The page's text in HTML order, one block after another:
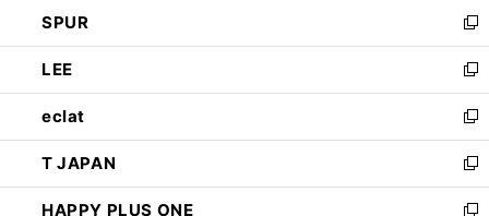
で
開
く
ド
ウ
で
開
く
ィ
ン
ド
ウ
で
開
く
い
ウ
ィ
ン
ド
ウ
で
開
く
SPUR
新
し
い
ウ
ィ
ン
ド
ウ
で
LEE
新
し
い
ウ
ィ
ン
ド
eclat
新
し
い
ウ
T JAPAN
新
し
HAPPY PLUS ONE